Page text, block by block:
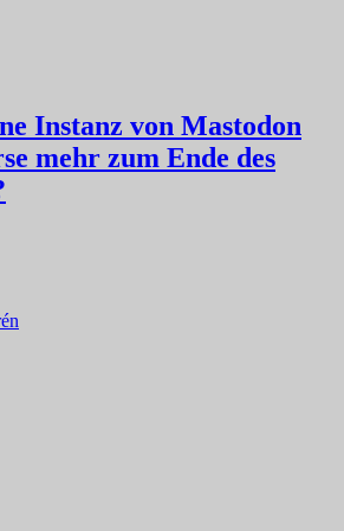
Instanz von Mastodon
mehr zum Ende des